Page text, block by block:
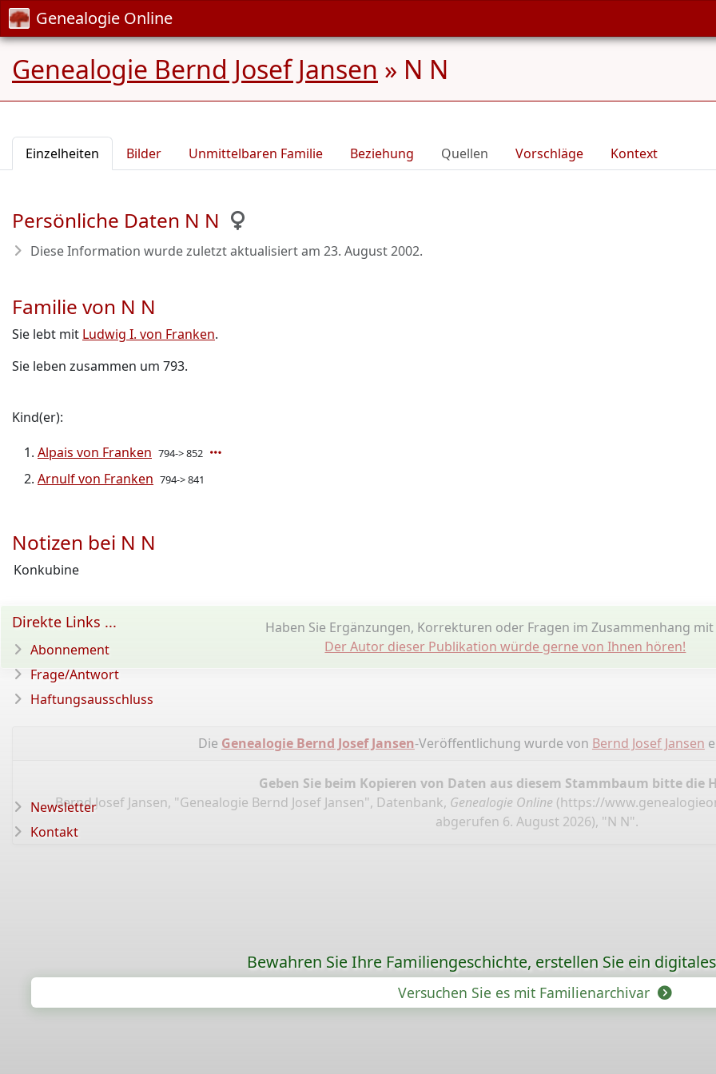
Genealogie Online
Genealogie Bernd Josef Jansen » N N
Einzelheiten Bilder Unmittelbaren Familie Beziehung Quellen Vorschläge Kontext
Persönliche Daten N N
Diese Information wurde zuletzt aktualisiert am 23. August 2002.
Familie von N N
Sie lebt mit Ludwig I. von Franken.
Sie leben zusammen um 793.
Kind(er):
Alpais von Franken 794-> 852
Arnulf von Franken 794-> 841
Notizen bei N N
Konkubine
Haben Sie Ergänzungen, Korrekturen oder Fragen im Zusammenhang mit
Der Autor dieser Publikation würde gerne von Ihnen hören!
Die Genealogie Bernd Josef Jansen-Veröffentlichung wurde von Bernd Josef Jansen
Geben Sie beim Kopieren von Daten aus diesem Stammbaum bitte die
Bernd Josef Jansen, "Genealogie Bernd Josef Jansen", Datenbank, Genealogie Online (https://
abgerufen 6. August 2026), "N N".
Direkte Links ...
Abonnement
Frage/Antwort
Haftungsausschluss
Newsletter
Kontakt
Bewahren Sie Ihre Familiengeschichte, erstellen Sie ein
Versuchen Sie es mit Familienarchivar